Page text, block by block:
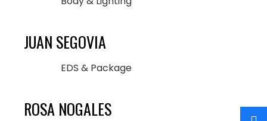
JUAN SEGOVIA
EDS & Package
ROSA NOGALES